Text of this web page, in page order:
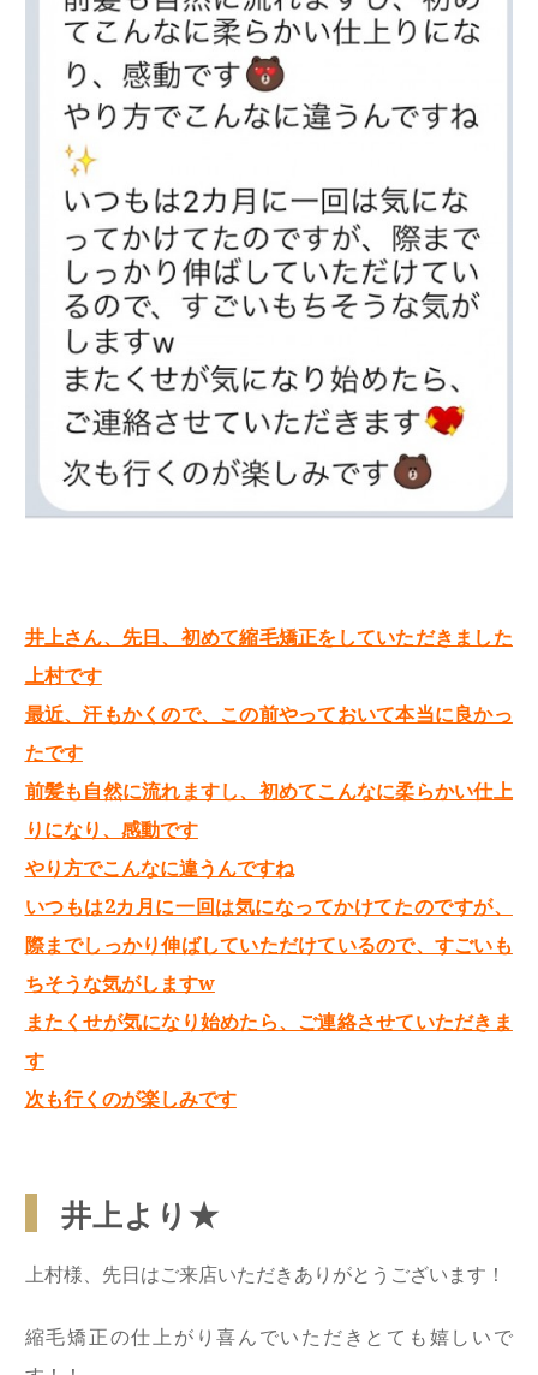
井上さん、先日、初めて縮毛矯正をしていただきました
上村です
最近、汗もかくので、この前やっておいて本当に良かっ
たです
前髪も自然に流れますし、初めてこんなに柔らかい仕上
りになり、感動です
やり方でこんなに違うんですね
いつもは2カ月に一回は気になってかけてたのですが、
際までしっかり伸ばしていただけているので、すごいも
ちそうな気がしますw
またくせが気になり始めたら、ご連絡させていただきま
す
次も行くのが楽しみです
井上より★
上村様、先日はご来店いただきありがとうございます！
縮毛矯正の仕上がり喜んでいただきとても嬉しいで